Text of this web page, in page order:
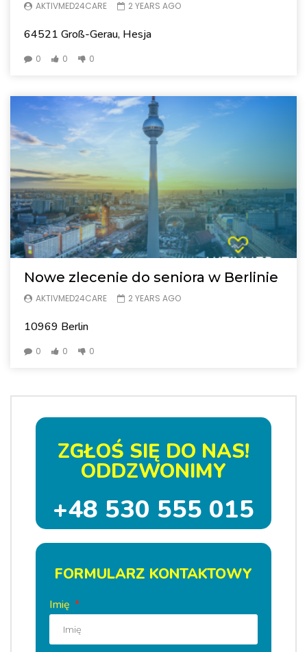
AKTIVMED24CARE 2 YEARS AGO
64521 Groß-Gerau, Hesja
0 0 0
Nowe zlecenie do seniora w Berlinie
AKTIVMED24CARE 2 YEARS AGO
10969 Berlin
0 0 0
ZGŁOŚ SIĘ DO NAS!
ODDZWONIMY
+48 530 555 015
FORMULARZ KONTAKTOWY
Imię